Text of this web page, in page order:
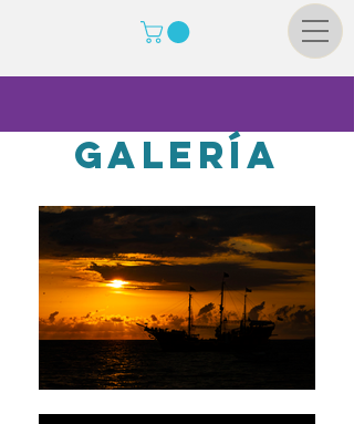
Galería